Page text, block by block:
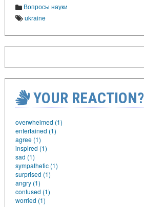
Вопросы науки
ukraine
YOUR REACTION?
overwhelmed (1)
entertained (1)
agree (1)
inspired (1)
sad (1)
sympathetic (1)
surprised (1)
angry (1)
confused (1)
worried (1)